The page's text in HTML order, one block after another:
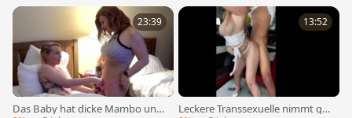
23:39
Das Baby hat dicke Mambo und
13:52
Leckere Transsexuelle nimmt gro